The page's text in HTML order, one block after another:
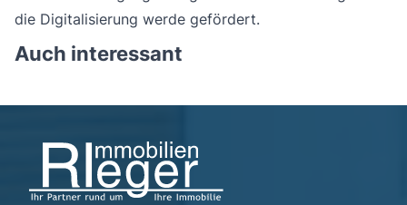
die Digitalisierung werde gefördert.
Auch interessant